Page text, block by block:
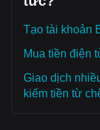
Tạo tài khoản
Mua tiền điện
Giao dịch
kiếm tiền từ